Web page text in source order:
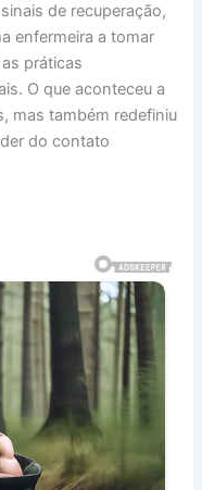
de recuperação,
enfermeira a tomar
práticas
O que aconteceu a
mas também redefiniu
do contato